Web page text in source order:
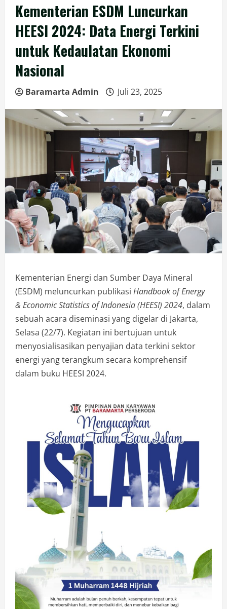
Kementerian ESDM Luncurkan
HEESI 2024: Data Energi Terkini
untuk Kedaulatan Ekonomi
Nasional
Baramarta Admin Juli 23, 2025
Kementerian Energi dan Sumber Daya Mineral
(ESDM) meluncurkan publikasi Handbook of Energy
& Economic Statistics of Indonesia (HEESI) 2024, dalam
sebuah acara diseminasi yang digelar di Jakarta,
Selasa (22/7). Kegiatan ini bertujuan untuk
menyosialisasikan penyajian data terkini sektor
energi yang terangkum secara komprehensif
dalam buku HEESI 2024.